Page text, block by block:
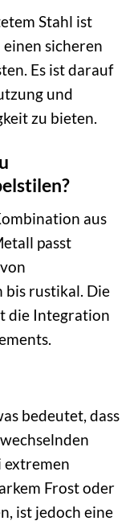
Stahl ist
sicheren
Es ist darauf
und
zu bieten.
aus
passt
bis rustikal. Die
die Integration
bedeutet, dass
extremen
Frost oder
ist jedoch eine